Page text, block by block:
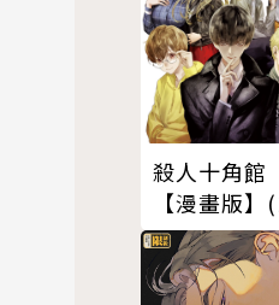
殺人十角館
【漫畫版】